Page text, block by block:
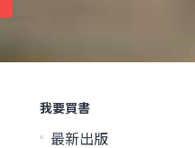
我要買書
最新出版